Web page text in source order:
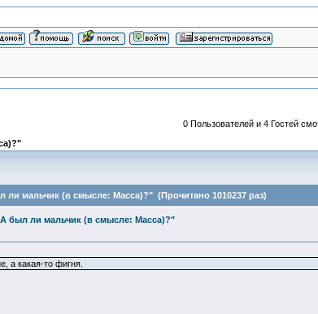
0 Пользователей и 4 Гостей
мальчик (в смысле: Масса)?" (Прочитано 1010237 раз)
был ли мальчик (в смысле: Масса)?"
а какая-то фигня.